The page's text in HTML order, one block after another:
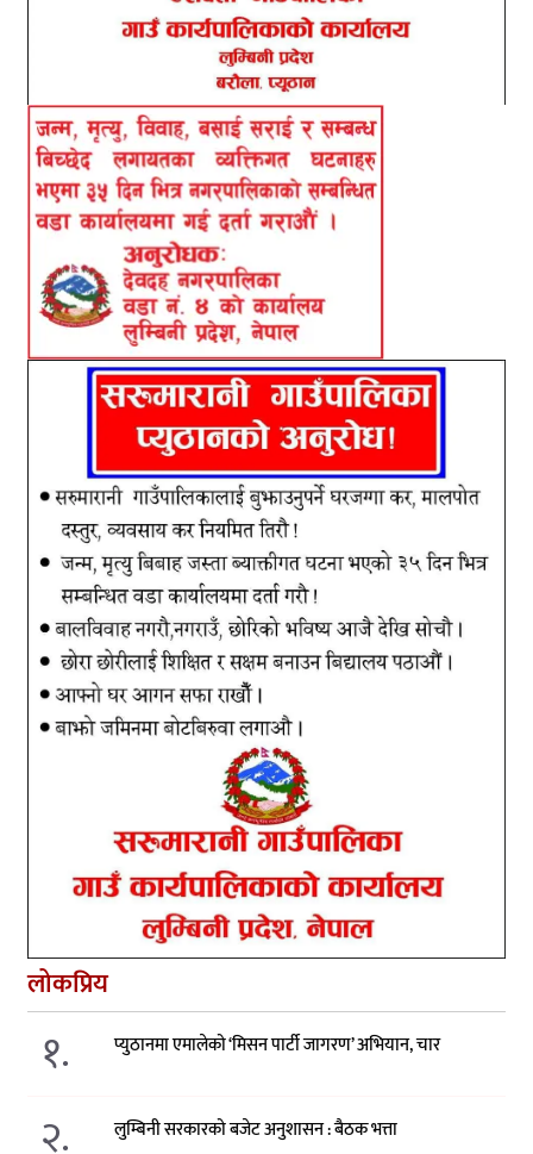
लोकप्रिय
१. प्युठानमा एमालेको ‘मिसन पार्टी जागरण’ अभियान, चार
२. लुम्बिनी सरकारको बजेट अनुशासन : बैठक भत्ता